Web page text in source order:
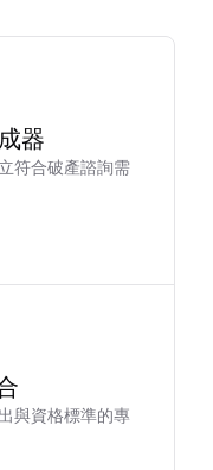
器
符合破產諮詢需
與資格標準的專